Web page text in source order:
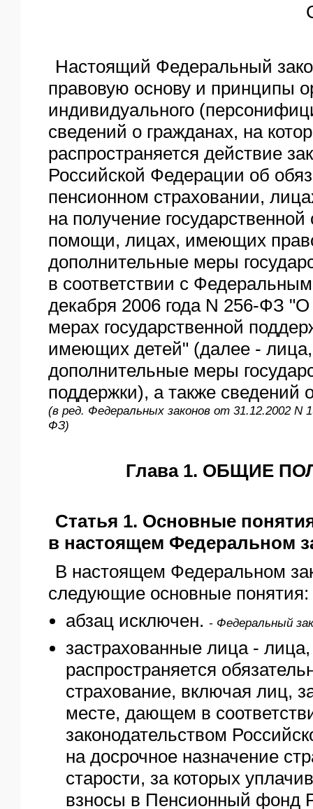
Настоящий Федеральный
правовую основу и принципы
индивидуального
сведений о гражданах, на
распространяется действие
Российской Федерации об
пенсионном страховании,
на получение
помощи, лицах, имеющих
дополнительные меры
в соответствии с
декабря 2006 года N 256-ФЗ
мерах государственной
имеющих детей" (далее -
дополнительные меры
поддержки), а также сведений
(в ред. Федеральных законов от 31.12.2002 N
ФЗ)
Глава 1. ОБЩИЕ
Статья 1. Основные
в настоящем Федеральном
В настоящем Федеральном
следующие основные понятия:
абзац исключен. - Федеральный
застрахованные лица -
распространяется
страхование, включая лиц,
месте, дающем в
законодательством
на досрочное назначение
старости, за которых
взносы в Пенсионный фонд